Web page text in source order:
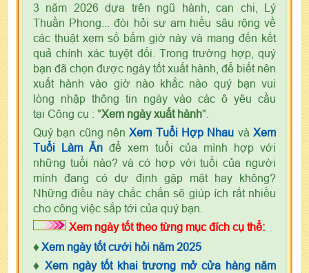
3 năm 2026 dựa trên ngũ hành, can chi, Lý
Thuần Phong... đòi hỏi sự am hiểu sâu rộng về
các thuật xem số bấm giờ này và mang đến kết
quả chính xác tuyệt đối. Trong trường hợp, quý
bạn đã chọn được ngày tốt xuất hành, để biết nên
xuất hành vào giờ nào khắc nào quý bạn vui
lòng nhập thông tin ngày vào các ô yêu cầu
tại Công cụ : "Xem ngày xuất hành".
Quý bạn cũng nênXem Tuổi Hợp Nhau vàXem
Tuổi Làm Ăn để xem tuổi của mình hợp với
những tuổi nào? và có hợp với tuổi của người
mình đang có dự định gặp mặt hay không?
Những điều này chắc chắn sẽ giúp ích rất nhiều
cho công việc sắp tới của quý bạn.
Xem ngày tốt theo từng mục đích cụ thể:
♦ Xem ngày tốt cưới hỏi năm 2025
♦ Xem ngày tốt khai trương mở cửa hàng năm